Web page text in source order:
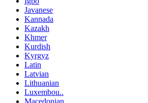
Javanese
Kannada
Kazakh
Khmer
Kurdish
Kyrgyz
Latin
Latvian
Lithuanian
Luxembou..
Macedonian